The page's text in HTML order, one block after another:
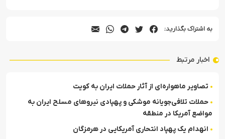
به اشتراک بگذارید:
اخبار مرتبط
تصاویر ماهواره‌ای از آثار حملات ایران به کویت
حملات تلافی‌جویانه موشکی و پهپادی نیروهای مسلح ایران به
مواضع آمریکا در منطقه
انهدام یک پهپاد انتحاری آمریکایی در هرمزگان